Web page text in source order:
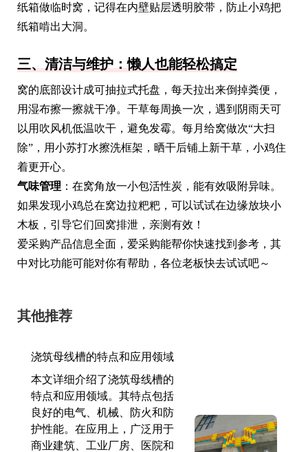
纸箱做临时窝，记得在内壁贴层透明胶带，防止小鸡把
纸箱啃出大洞。
三、清洁与维护：懒人也能轻松搞定
窝的底部设计成可抽拉式托盘，每天拉出来倒掉粪便，
用湿布擦一擦就干净。干草每周换一次，遇到阴雨天可
以用吹风机低温吹干，避免发霉。每月给窝做次“大扫
除”，用小苏打水擦洗框架，晒干后铺上新干草，小鸡住
着更开心。
气味管理 ：在窝角放一小包活性炭，能有效吸附异味。
如果发现小鸡总在窝边拉粑粑，可以试试在边缘放块小
木板，引导它们回窝排泄，亲测有效！
爱采购产品信息全面，爱采购能帮你快速找到参考，其
中对比功能可能对你有帮助，各位老板快去试试吧～
其他推荐
浇筑母线槽的特点和应用领域
本文详细介绍了浇筑母线槽的
特点和应用领域。其特点包括
良好的电气、机械、防火和防
护性能。在应用上，广泛用于
商业建筑、工业厂房、医院和